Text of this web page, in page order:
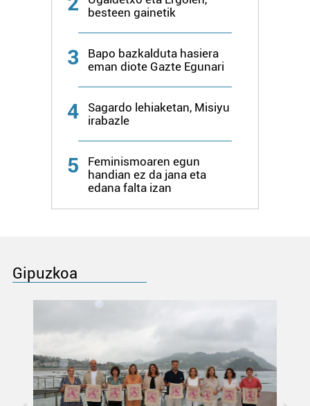
besteen gainetik
3
Bapo bazkalduta hasiera
eman diote Gazte Egunari
4
Sagardo lehiaketan, Misiyu
irabazle
5
Feminismoaren egun
handian ez da jana eta
edana falta izan
Gipuzkoa